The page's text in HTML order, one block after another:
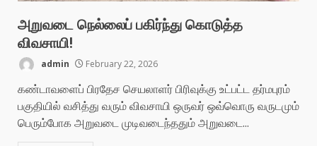
அறுவடை நெல்லைப் பகிர்ந்து கொடுத்த
விவசாயி!
admin February 22, 2026
கண்டாவளைப் பிரதேச செயலாளர் பிரிவுக்கு உட்பட்ட தர்மபுரம்
பகுதியில் வசித்து வரும் விவசாயி ஒருவர் ஒவ்வொரு வருடமும்
பெரும்போக அறுவடை முடிவடைந்ததும் அறுவடை...